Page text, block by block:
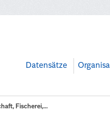
Datensätze
Fischerei,...